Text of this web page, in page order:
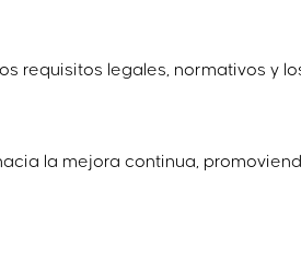
requisitos legales, normativos y
la mejora continua,